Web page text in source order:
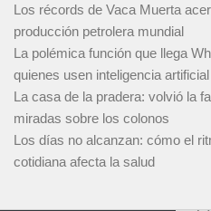
Los récords de Vaca Muerta
producción petrolera mundial
La polémica función que llega
quienes usen inteligencia artificial
La casa de la pradera: volvió la
miradas sobre los colonos
Los días no alcanzan: cómo el
cotidiana afecta la salud